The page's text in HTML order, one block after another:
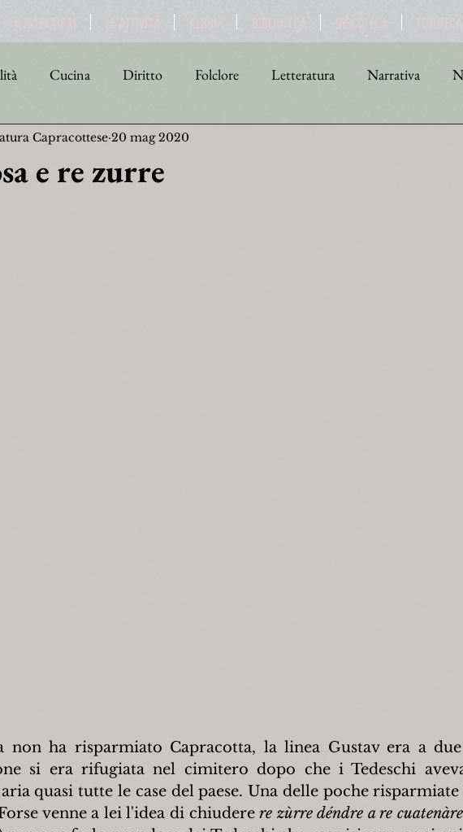
Cucina Diritto Folclore Letteratura Narrativa
Politica Religione
e re zurre
Capracottese 20 mag 2020
non ha risparmiato Capracotta, la linea Gustav era a
si era rifugiata nel cimitero dopo che i Tedeschi
quasi tutte le case del paese. Una delle poche
venne a lei l'idea di chiudere re zùrre déndre a re cuatenàre